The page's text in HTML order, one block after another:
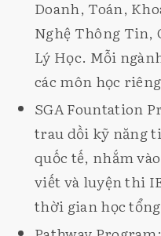
Doanh, Toán,
Nghệ Thông Tin,
Lý Học. Mỗi
các môn học
SGA Fountation
trau dồi kỹ năng
quốc tế, nhắm
viết và luyện thi
thời gian học